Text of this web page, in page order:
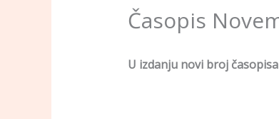
Časopis
U izdanju novi broj